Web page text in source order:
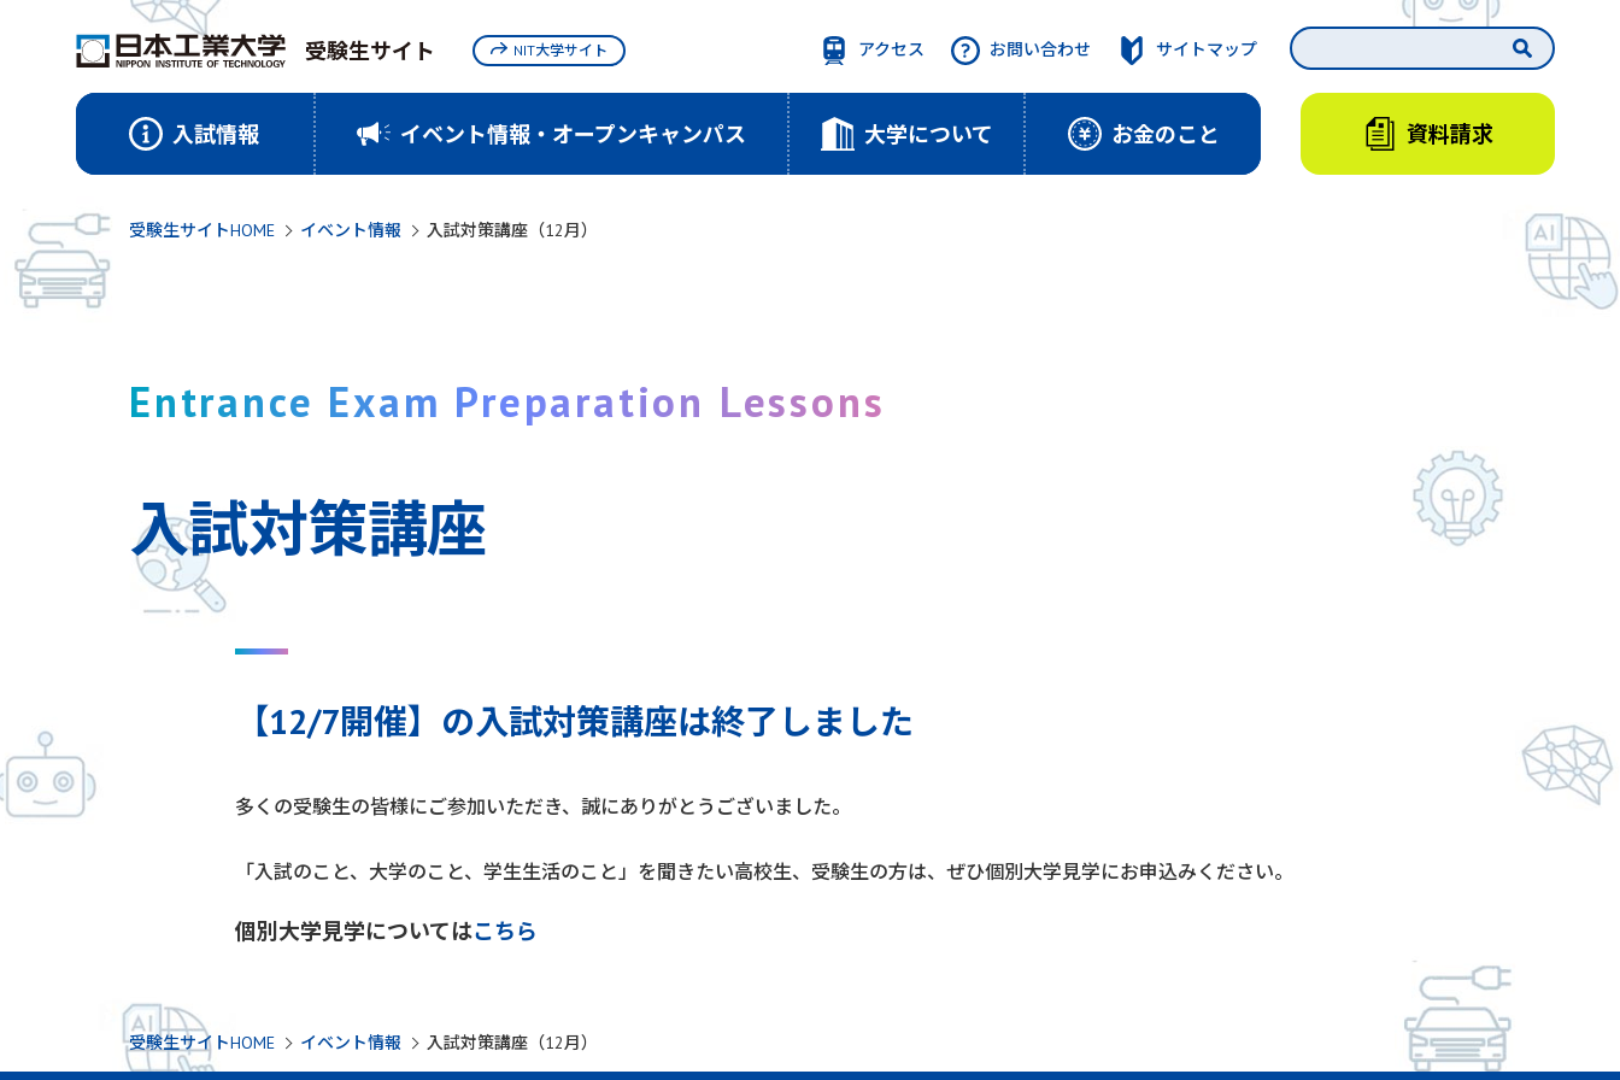
受験生サイト
入試情報 イベント情報・オープンキャンパス 大学について お金のこと
アクセス お問い合わせ サイトマップ
資料請求
NIT大学サイト
受験生サイトHOME イベント情報 入試対策講座（12月）
Entrance Exam Preparation Lessons
入試対策講座
【12/7開催】の入試対策講座は終了しました
多くの受験生の皆様にご参加いただき、誠にありがとうございました。
「入試のこと、大学のこと、学生生活のこと」を聞きたい高校生、受験生の方は、ぜひ個別大学見学にお申込みください。
個別大学見学についてはこちら
受験生サイトHOME イベント情報 入試対策講座（12月）